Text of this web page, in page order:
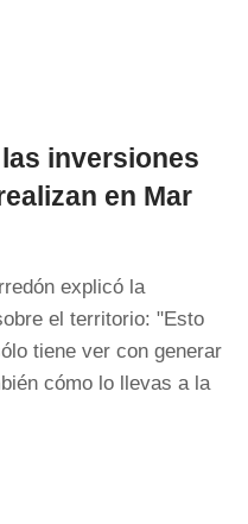
inversiones
en Mar
explicó la
el territorio: "Esto
tiene ver con generar
cómo lo llevas a la